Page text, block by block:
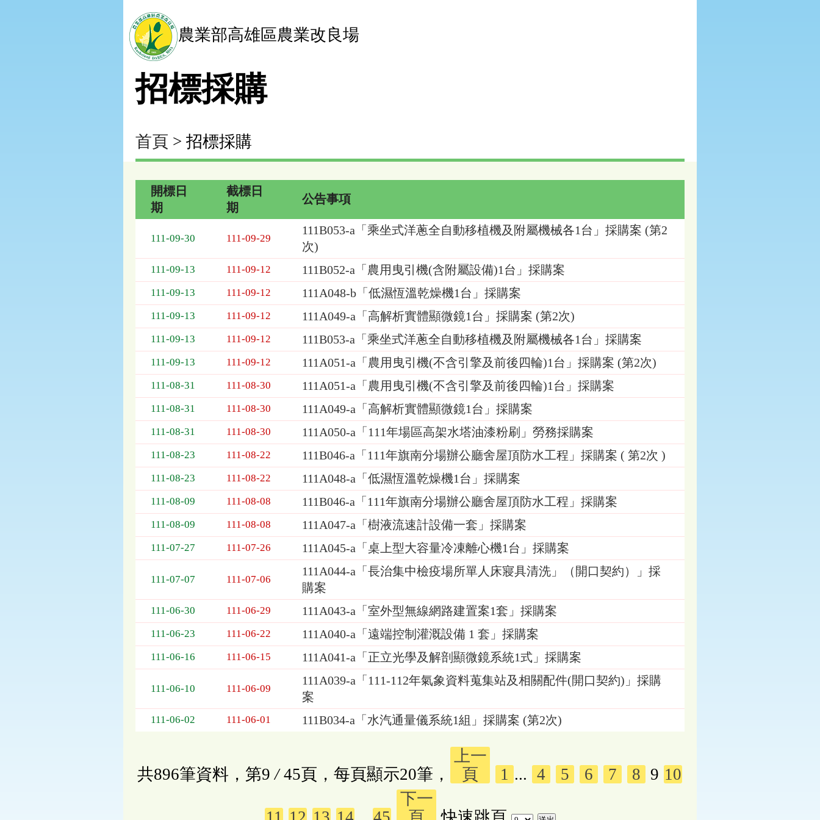
農業部高雄區農業改良場
招標採購
首頁 > 招標採購
表，
依
為：
標
期、
日
期、
公
事
開標日
期
截標日
期
公告事項
111-09-30 111-09-29
111B053-a「乘坐式洋蔥全自動移植機及附屬機械各1台」採購案 (第2
次)
111-09-13 111-09-12 111B052-a「農用曳引機(含附屬設備)1台」採購案
111-09-13 111-09-12 111A048-b「低濕恆溫乾燥機1台」採購案
111-09-13 111-09-12 111A049-a「高解析實體顯微鏡1台」採購案 (第2次)
111-09-13 111-09-12 111B053-a「乘坐式洋蔥全自動移植機及附屬機械各1台」採購案
111-09-13 111-09-12 111A051-a「農用曳引機(不含引擎及前後四輪)1台」採購案 (第2次)
111-08-31 111-08-30 111A051-a「農用曳引機(不含引擎及前後四輪)1台」採購案
111-08-31 111-08-30 111A049-a「高解析實體顯微鏡1台」採購案
111-08-31 111-08-30 111A050-a「111年場區高架水塔油漆粉刷」勞務採購案
111-08-23 111-08-22 111B046-a「111年旗南分場辦公廳舍屋頂防水工程」採購案 ( 第2次 )
111-08-23 111-08-22 111A048-a「低濕恆溫乾燥機1台」採購案
111-08-09 111-08-08 111B046-a「111年旗南分場辦公廳舍屋頂防水工程」採購案
111-08-09 111-08-08 111A047-a「樹液流速計設備一套」採購案
111-07-27 111-07-26 111A045-a「桌上型大容量冷凍離心機1台」採購案
111-07-07 111-07-06
111A044-a「長治集中檢疫場所單人床寢具清洗」（開口契約）」採
購案
111-06-30 111-06-29 111A043-a「室外型無線網路建置案1套」採購案
111-06-23 111-06-22 111A040-a「遠端控制灌溉設備 1 套」採購案
111-06-16 111-06-15 111A041-a「正立光學及解剖顯微鏡系統1式」採購案
111-06-10 111-06-09
111A039-a「111-112年氣象資料蒐集站及相關配件(開口契約)」採購
案
111-06-02 111-06-01 111B034-a「水汽通量儀系統1組」採購案 (第2次)
共896筆資料，第9 /45頁，每頁顯示20筆，
上一
頁
1 ... 4 5 6 7 8 9 10
下一